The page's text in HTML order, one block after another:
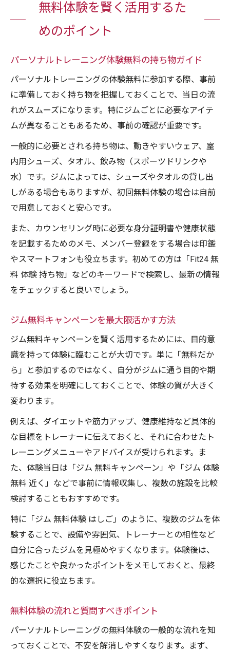
無料体験を賢く活用するた
めのポイント
パーソナルトレーニング体験無料の持ち物ガイド
パーソナルトレーニングの体験無料に参加する際、事前
に準備しておく持ち物を把握しておくことで、当日の流
れがスムーズになります。特にジムごとに必要なアイテ
ムが異なることもあるため、事前の確認が重要です。
一般的に必要とされる持ち物は、動きやすいウェア、室
内用シューズ、タオル、飲み物（スポーツドリンクや
水）です。ジムによっては、シューズやタオルの貸し出
しがある場合もありますが、初回無料体験の場合は自前
で用意しておくと安心です。
また、カウンセリング時に必要な身分証明書や健康状態
を記載するためのメモ、メンバー登録をする場合は印鑑
やスマートフォンも役立ちます。初めての方は「Fit24 無
料 体験 持ち物」などのキーワードで検索し、最新の情報
をチェックすると良いでしょう。
ジム無料キャンペーンを最大限活かす方法
ジム無料キャンペーンを賢く活用するためには、目的意
識を持って体験に臨むことが大切です。単に「無料だか
ら」と参加するのではなく、自分がジムに通う目的や期
待する効果を明確にしておくことで、体験の質が大きく
変わります。
例えば、ダイエットや筋力アップ、健康維持など具体的
な目標をトレーナーに伝えておくと、それに合わせたト
レーニングメニューやアドバイスが受けられます。ま
た、体験当日は「ジム 無料キャンペーン」や「ジム 体験
無料 近く」などで事前に情報収集し、複数の施設を比較
検討することもおすすめです。
特に「ジム 無料体験 はしご」のように、複数のジムを体
験することで、設備や雰囲気、トレーナーとの相性など
自分に合ったジムを見極めやすくなります。体験後は、
感じたことや良かったポイントをメモしておくと、最終
的な選択に役立ちます。
無料体験の流れと質問すべきポイント
パーソナルトレーニングの無料体験の一般的な流れを知
っておくことで、不安を解消しやすくなります。まず、